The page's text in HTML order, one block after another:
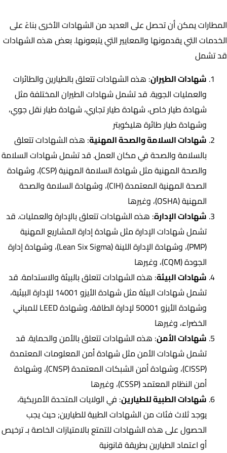
المطارات يمكن أن تحصل على العديد من الشهادات الأخرى بناءً على
الخدمات التي يقدمونها والمعايير التي يتبعونها. بعض هذه الشهادات
قد تشمل
شهادات الطيران: هذه الشهادات تتعلق بالطيارين والطائرات
والعمليات الجوية. قد تشمل شهادات الطيران المختلفة مثل
شهادة طيار خاص، شهادة طيار تجاري، شهادة طيار نقل جوي،
وشهادة طيار طائرة هليكوبتر
شهادات السلامة والصحة المهنية: هذه الشهادات تتعلق
بالسلامة والصحة في مكان العمل. قد تشمل شهادات السلامة
والصحة المهنية مثل شهادة السلامة المهنية (CSP)، وشهادة
الصحة المهنية المعتمدة (CIH)، وشهادة السلامة والصحة
المهنية (OSHA)، وغيرها
شهادات الإدارة: هذه الشهادات تتعلق بالإدارة والعمليات. قد
تشمل شهادات الإدارة مثل شهادة إدارة المشاريع المهنية
(PMP)، وشهادة الإدارة اللينة (Lean Six Sigma)، وشهادة إدارة
الجودة (CQM)، وغيرها
شهادات البيئة: هذه الشهادات تتعلق بالبيئة والاستدامة. قد
تشمل شهادات البيئة مثل شهادة الأيزو 14001 للإدارة البيئية،
وشهادة الأيزو 50001 لإدارة الطاقة، وشهادة LEED للمباني
الخضراء، وغيرها
شهادات الأمن: هذه الشهادات تتعلق بالأمن والحماية. قد
تشمل شهادات الأمن مثل شهادة أمن المعلومات المعتمدة
(CISSP)، وشهادة أمن الشبكات المعتمدة (CNSP)، وشهادة
أمن النظام المعتمد (CSSP)، وغيرها
شهادات الطبية للطيارين: في الولايات المتحدة الأمريكية،
يوجد ثلاث فئات من الشهادات الطبية للطيارين; حيث يجب
الحصول على هذه الشهادات للتمتع بالامتيازات الخاصة بـ ترخيص
أو اعتماد الطيارين بطريقة قانونية